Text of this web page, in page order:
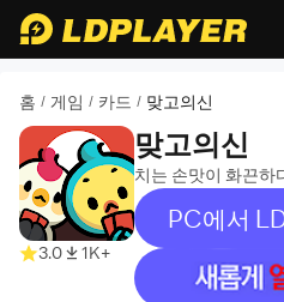
홈 / 게임 / 카드 / 맞고의신
3.0 1K+
맞고의신
치는 손맛이 화끈하
PC에서
recommend